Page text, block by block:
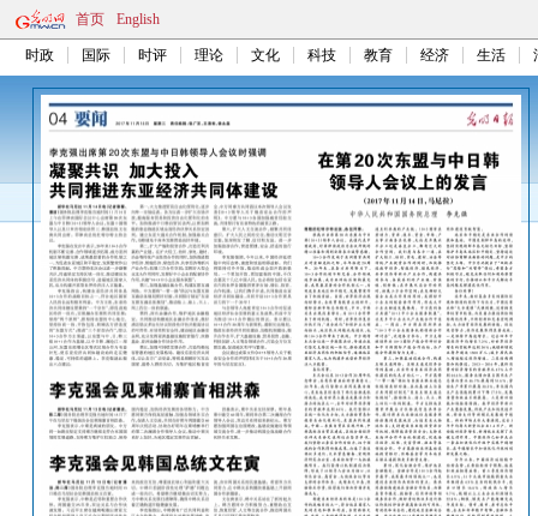
首页 English
时政 国际 时评 理论 文化 科技 教育 经济 生活